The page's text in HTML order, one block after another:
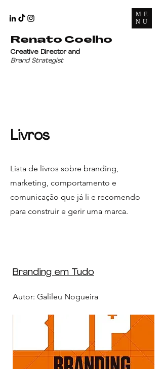
ME
NU
Renato Coelho
Creative Director and
Brand Strategist
Livros
Lista de livros sobre branding,
marketing, comportamento e
comunicação que já li e recomendo
para construir e gerir uma marca.
Branding em Tudo
Autor: Galileu Nogueira